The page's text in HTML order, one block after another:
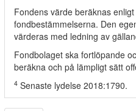
Fondens värde beräknas
fondbestämmelserna. Den
värderas med ledning av
Fondbolaget ska fortlöpande
beräkna och på lämpligt sätt
4 Senaste lydelse 2018:1790.